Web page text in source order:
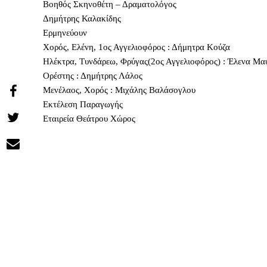
Βοηθός Σκηνοθέτη – Δραματολόγος
Δημήτρης Καλακίδης
Ερμηνεύουν
Χορός, Ελένη, 1ος Αγγελιοφόρος : Δήμητρα Κούζα
Ηλέκτρα, Τυνδάρεω, Φρύγας(2ος Αγγελιοφόρος) : Έλενα
Ορέστης : Δημήτρης Λάλος
Μενέλαος, Χορός : Μιχάλης Βαλάσογλου
Εκτέλεση Παραγωγής
Εταιρεία Θεάτρου Χώρος
Share
on
Facebook
on
Share